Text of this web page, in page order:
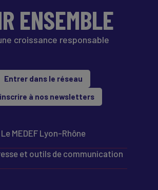
ENSEMBLE
croissance responsable
Entrer dans le réseau
à nos newsletters
Le MEDEF Lyon-Rhône
et outils de communication